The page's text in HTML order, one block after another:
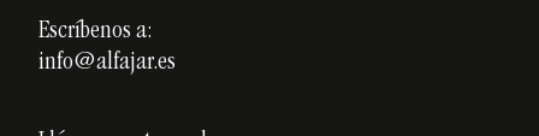
Escríbenos a:
info@alfajar.es